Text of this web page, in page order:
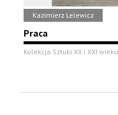
Kazimierz Lelewicz
Praca
Kolekcja Sztuki XX i XXI wieku